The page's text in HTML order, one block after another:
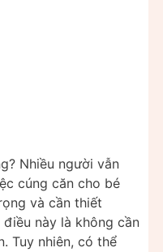
Nhiều người vẫn
cúng căn cho bé
và cần thiết
này là không cần
Tuy nhiên, có thể